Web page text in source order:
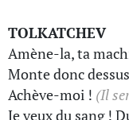
TOLKATCHEV
Amène-la, ta
Monte donc
Achève-moi ! (Il
Je veux du sang !